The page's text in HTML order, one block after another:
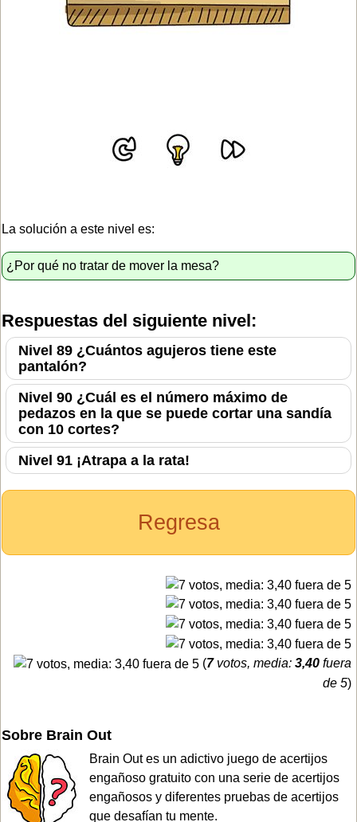
La solución a este nivel es:
¿Por qué no tratar de mover la mesa?
Respuestas del siguiente nivel:
Nivel 89 ¿Cuántos agujeros tiene este
pantalón?
Nivel 90 ¿Cuál es el número máximo de
pedazos en la que se puede cortar una sandía
con 10 cortes?
Nivel 91 ¡Atrapa a la rata!
Regresa
(7votos, media: 3,40 fuera
de 5)
Sobre Brain Out
Brain Out es un adictivo juego de acertijos
engañoso gratuito con una serie de acertijos
engañosos y diferentes pruebas de acertijos
que desafían tu mente.